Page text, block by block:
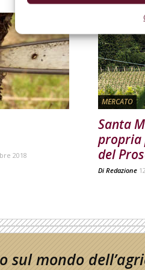
2018
MERCATO
Santa
propria
del
Di Redazione
sul mondo